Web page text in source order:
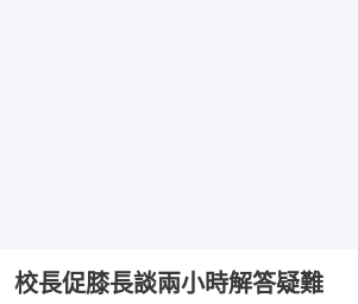
校長促膝長談兩小時解答疑難